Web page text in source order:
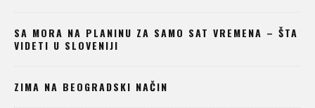
SA MORA NA PLANINU ZA SAMO SAT VREMENA – ŠTA
VIDETI U SLOVENIJI
ZIMA NA BEOGRADSKI NAČIN